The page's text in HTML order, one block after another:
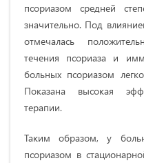
псориазом средней
значительно. Под
отмечалась
течения псориаза и
больных псориазом
Показана высокая
терапии.
Таким образом, у
псориазом в